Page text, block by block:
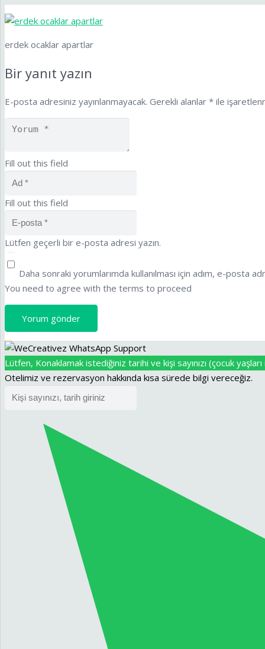
erdek ocaklar apartlar
Bir yanıt yazın
E-posta adresiniz yayınlanmayacak. Gerekli alanlar * ile
Fill out this field
Fill out this field
Lütfen geçerli bir e-posta adresi yazın.
Daha sonraki yorumlarımda kullanılması için adım, e-posta
You need to agree with the terms to proceed
Yorum gönder
Lütfen, Konaklamak istediğiniz tarihi ve kişi sayınızı (çocuk yaşları
Otelimiz ve rezervasyon hakkında kısa sürede bilgi vereceğiz.